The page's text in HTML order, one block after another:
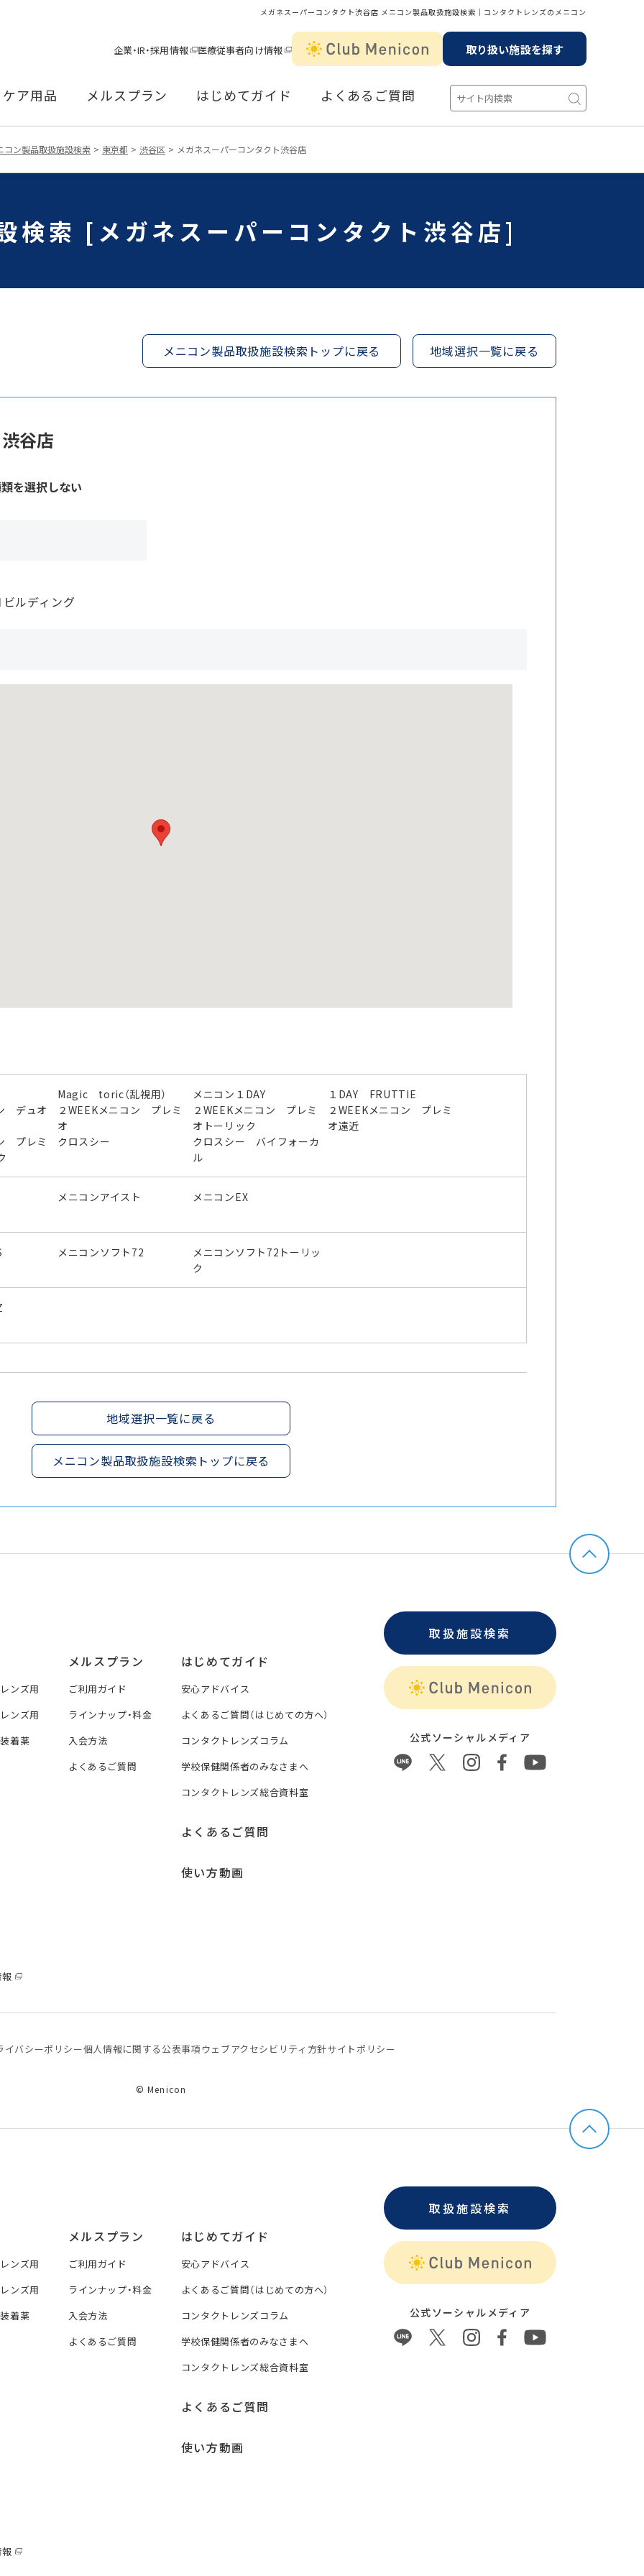
メガネスーパーコンタクト渋谷店 メニコン製品取扱施設検索│コンタクトレンズのメニコン
企業・IR・採用情報 医療従事者向け情報 取り扱い施設を探す
ケア用品 メルスプラン はじめてガイド よくあるご質問
コン製品取扱施設検索 東京都 渋谷区 メガネスーパーコンタクト渋谷店
検索 [メガネスーパーコンタクト渋谷店]
メニコン製品取扱施設検索トップに戻る 地域選択一覧に戻る
谷店
を選択しない
ルディング
Magic toric（乱視用） メニコン１DAY
１DAY FRUTTIE
デュオ
２WEEKメニコン プレミ
オ
２WEEKメニコン プレミ
オトーリック
２WEEKメニコン プレミ
オ遠近
プレミ
クロスシー
クロスシー バイフォーカ
ル
メニコンアイスト メニコンEX
メニコンソフト72
メニコンソフト72トーリッ
ク
地域選択一覧に戻る
メニコン製品取扱施設検索トップに戻る
ンズ用
ンズ用
着薬
メルスプラン
ご利用ガイド
ラインナップ・料金
入会方法
よくあるご質問
はじめてガイド
安心アドバイス
よくあるご質問（はじめての方へ）
コンタクトレンズコラム
学校保健関係者のみなさまへ
コンタクトレンズ総合資料室
よくあるご質問
使い方動画
取扱施設検索
公式ソーシャルメディア
イバシーポリシー個⼈情報に関する公表事項 ウェブアクセシビリティ方針サイトポリシー
© Menicon
ンズ用
ンズ用
着薬
メルスプラン
ご利用ガイド
ラインナップ・料金
入会方法
よくあるご質問
はじめてガイド
安心アドバイス
よくあるご質問（はじめての方へ）
コンタクトレンズコラム
学校保健関係者のみなさまへ
コンタクトレンズ総合資料室
よくあるご質問
使い方動画
取扱施設検索
公式ソーシャルメディア